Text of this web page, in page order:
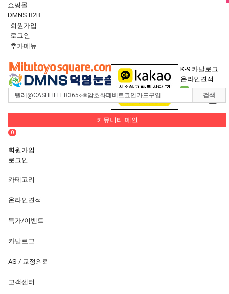
쇼핑몰
DMNS B2B
회원가입
로그인
추가메뉴
navigation
K-9 카탈로그
온라인견적
0
장바구니 0
검색
커뮤니티 메인
0
회원가입
로그인
카테고리
온라인견적
특가/이벤트
카탈로그
AS / 교정의뢰
고객센터